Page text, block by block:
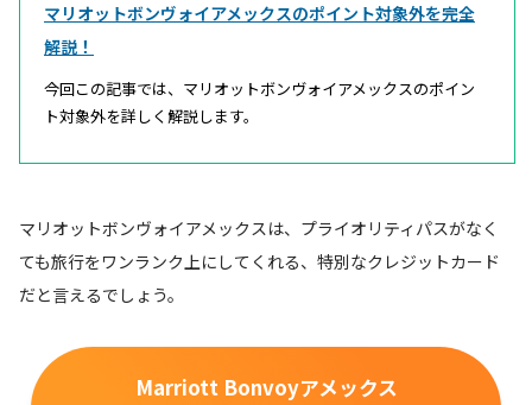
マリオットボンヴォイアメックスのポイント対象外を完全
解説！
今回この記事では、マリオットボンヴォイアメックスのポイン
ト対象外を詳しく解説します。
マリオットボンヴォイアメックスは、プライオリティパスがなく
ても旅行をワンランク上にしてくれる、特別なクレジットカード
だと言えるでしょう。
Marriott Bonvoyアメックス